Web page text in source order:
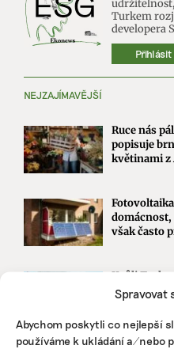
Spravovat
Abychom poskytli co nejlepší
používáme k ukládání a/nebo
Turkem
developera
NEJZAJÍMAVĚJŠÍ
Ruce nás
popisuje
květinami
domácnost,
však často
Kvůli
přijít o